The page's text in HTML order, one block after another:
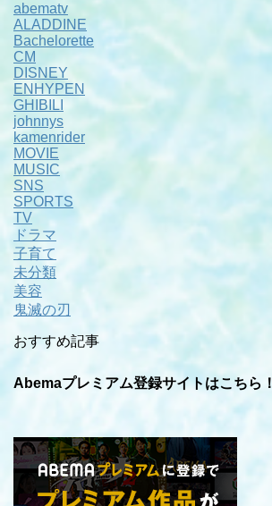
abematv
ALADDINE
Bachelorette
CM
DISNEY
ENHYPEN
GHIBILI
johnnys
kamenrider
MOVIE
MUSIC
SNS
SPORTS
TV
ドラマ
子育て
未分類
美容
鬼滅の刃
おすすめ記事
Abemaプレミアム登録サイトはこちら！